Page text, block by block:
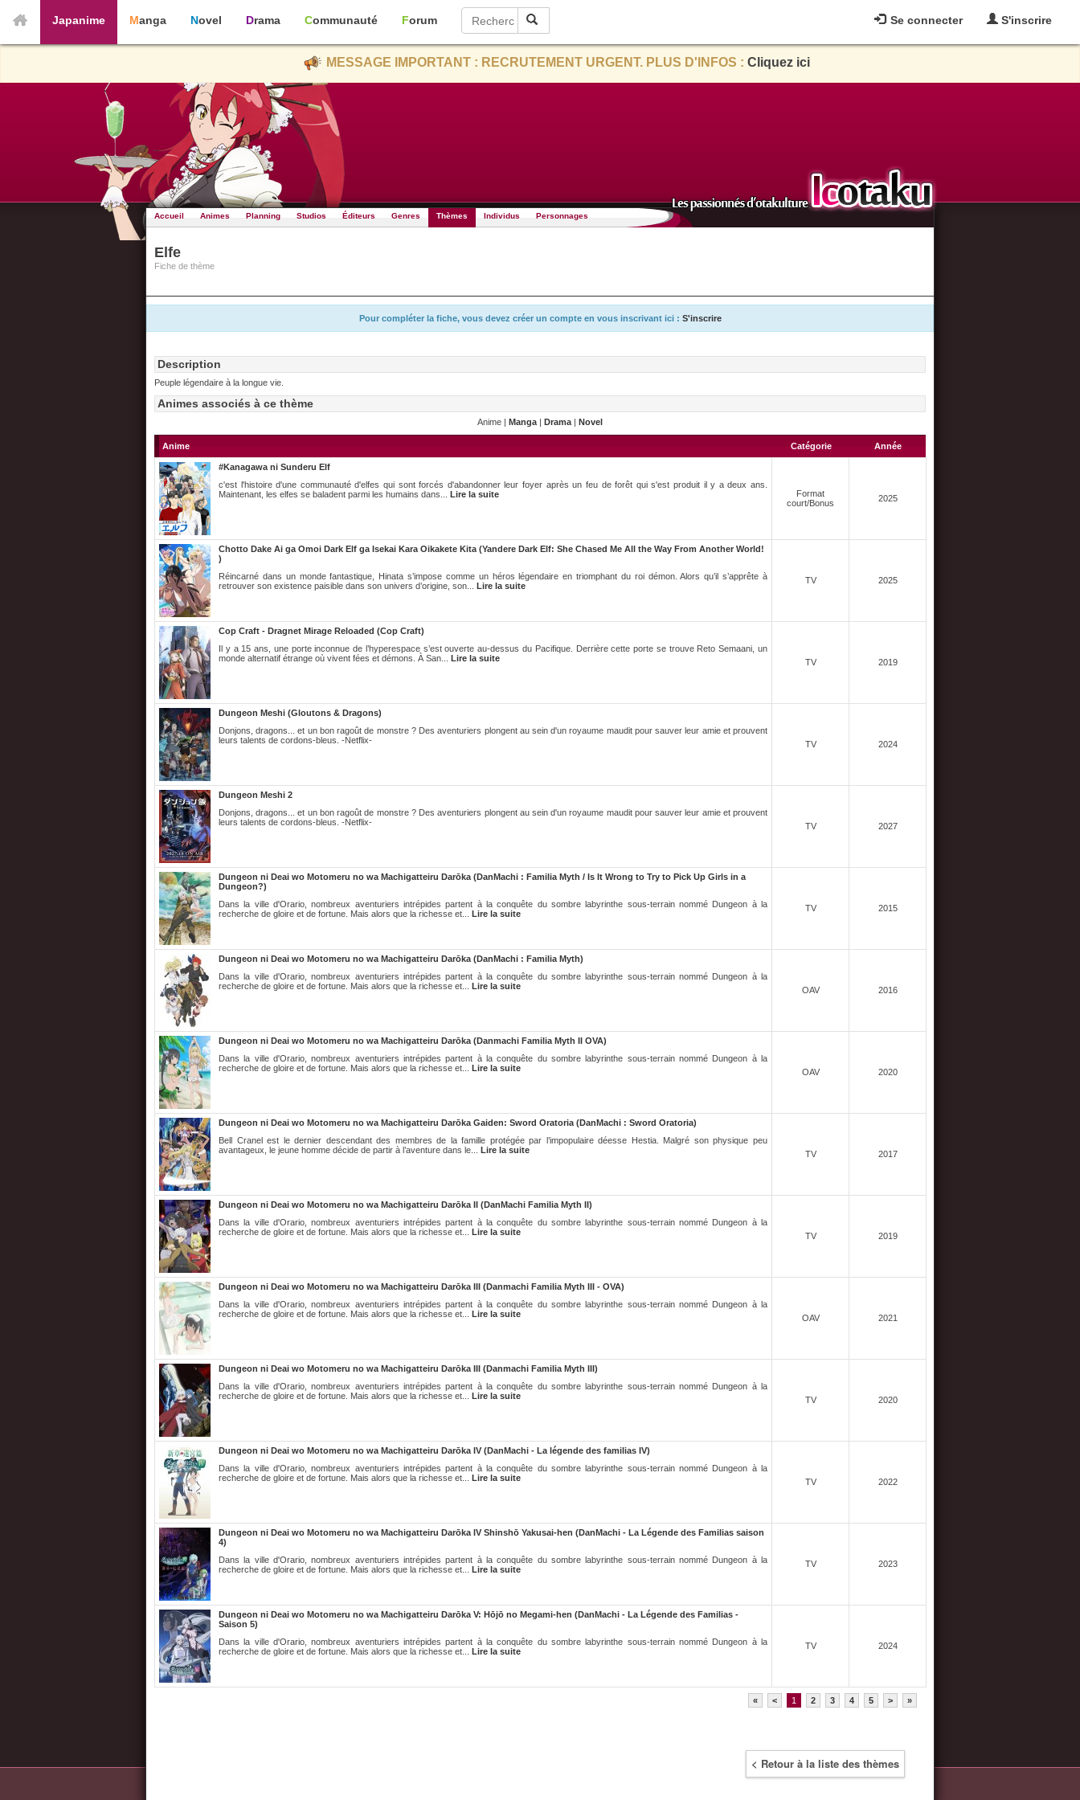
Se connecter S'inscrire
Japanime Manga Novel Drama Communauté Forum
MESSAGE IMPORTANT : RECRUTEMENT URGENT. PLUS D'INFOS : Cliquez ici
Accueil Animes Planning Studios Éditeurs Genres Thèmes Individus Personnages
Elfe
Fiche de thème
Pour compléter la fiche, vous devez créer un compte en vous inscrivant ici : S'inscrire
Description
Peuple légendaire à la longue vie.
Animes associés à ce thème
Anime | Manga | Drama | Novel
Anime Catégorie Année
#Kanagawa ni Sunderu Elf
c'est l'histoire d'une communauté d'elfes qui sont forcés d'abandonner leur foyer après un feu de forêt qui s'est produit il y a deux ans.
Maintenant, les elfes se baladent parmi les humains dans... Lire la suite
Format
court/Bonus
2025
Chotto Dake Ai ga Omoi Dark Elf ga Isekai Kara Oikakete Kita (Yandere Dark Elf: She Chased Me All the Way From Another World!
)
Réincarné dans un monde fantastique, Hinata s’impose comme un héros légendaire en triomphant du roi démon. Alors qu’il s’apprête à
retrouver son existence paisible dans son univers d’origine, son... Lire la suite
TV 2025
Cop Craft - Dragnet Mirage Reloaded (Cop Craft)
Il y a 15 ans, une porte inconnue de l’hyperespace s’est ouverte au-dessus du Pacifique. Derrière cette porte se trouve Reto Semaani, un
monde alternatif étrange où vivent fées et démons. À San... Lire la suite TV 2019
Dungeon Meshi (Gloutons & Dragons)
Donjons, dragons... et un bon ragoût de monstre ? Des aventuriers plongent au sein d'un royaume maudit pour sauver leur amie et prouvent
leurs talents de cordons-bleus. -Netflix-
TV 2024
Dungeon Meshi 2
Donjons, dragons... et un bon ragoût de monstre ? Des aventuriers plongent au sein d'un royaume maudit pour sauver leur amie et prouvent
leurs talents de cordons-bleus. -Netflix-
TV 2027
Dungeon ni Deai wo Motomeru no wa Machigatteiru Darōka (DanMachi : Familia Myth / Is It Wrong to Try to Pick Up Girls in a
Dungeon?)
Dans la ville d'Orario, nombreux aventuriers intrépides partent à la conquête du sombre labyrinthe sous-terrain nommé Dungeon à la
recherche de gloire et de fortune. Mais alors que la richesse et... Lire la suite
TV 2015
Dungeon ni Deai wo Motomeru no wa Machigatteiru Darōka (DanMachi : Familia Myth)
Dans la ville d'Orario, nombreux aventuriers intrépides partent à la conquête du sombre labyrinthe sous-terrain nommé Dungeon à la
recherche de gloire et de fortune. Mais alors que la richesse et... Lire la suite OAV 2016
Dungeon ni Deai wo Motomeru no wa Machigatteiru Darōka (Danmachi Familia Myth II OVA)
Dans la ville d'Orario, nombreux aventuriers intrépides partent à la conquête du sombre labyrinthe sous-terrain nommé Dungeon à la
recherche de gloire et de fortune. Mais alors que la richesse et... Lire la suite OAV 2020
Dungeon ni Deai wo Motomeru no wa Machigatteiru Darōka Gaiden: Sword Oratoria (DanMachi : Sword Oratoria)
Bell Cranel est le dernier descendant des membres de la famille protégée par l’impopulaire déesse Hestia. Malgré son physique peu
avantageux, le jeune homme décide de partir à l’aventure dans le... Lire la suite TV 2017
Dungeon ni Deai wo Motomeru no wa Machigatteiru Darōka II (DanMachi Familia Myth II)
Dans la ville d'Orario, nombreux aventuriers intrépides partent à la conquête du sombre labyrinthe sous-terrain nommé Dungeon à la
recherche de gloire et de fortune. Mais alors que la richesse et... Lire la suite TV 2019
Dungeon ni Deai wo Motomeru no wa Machigatteiru Darōka III (Danmachi Familia Myth III - OVA)
Dans la ville d'Orario, nombreux aventuriers intrépides partent à la conquête du sombre labyrinthe sous-terrain nommé Dungeon à la
recherche de gloire et de fortune. Mais alors que la richesse et... Lire la suite OAV 2021
Dungeon ni Deai wo Motomeru no wa Machigatteiru Darōka III (Danmachi Familia Myth III)
Dans la ville d'Orario, nombreux aventuriers intrépides partent à la conquête du sombre labyrinthe sous-terrain nommé Dungeon à la
recherche de gloire et de fortune. Mais alors que la richesse et... Lire la suite TV 2020
Dungeon ni Deai wo Motomeru no wa Machigatteiru Darōka IV (DanMachi - La légende des familias IV)
Dans la ville d'Orario, nombreux aventuriers intrépides partent à la conquête du sombre labyrinthe sous-terrain nommé Dungeon à la
recherche de gloire et de fortune. Mais alors que la richesse et... Lire la suite TV 2022
Dungeon ni Deai wo Motomeru no wa Machigatteiru Darōka IV Shinshō Yakusai-hen (DanMachi - La Légende des Familias saison
4)
Dans la ville d'Orario, nombreux aventuriers intrépides partent à la conquête du sombre labyrinthe sous-terrain nommé Dungeon à la
recherche de gloire et de fortune. Mais alors que la richesse et... Lire la suite
TV 2023
Dungeon ni Deai wo Motomeru no wa Machigatteiru Darōka V: Hōjō no Megami-hen (DanMachi - La Légende des Familias -
Saison 5)
Dans la ville d'Orario, nombreux aventuriers intrépides partent à la conquête du sombre labyrinthe sous-terrain nommé Dungeon à la
recherche de gloire et de fortune. Mais alors que la richesse et... Lire la suite
TV 2024
« < 1 2 3 4 5 > »
< Retour à la liste des thèmes